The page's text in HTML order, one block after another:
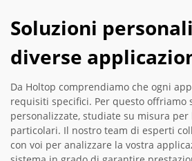
Soluzioni
diverse
Da Holtop comprendiamo che ogni
requisiti specifici. Per questo offriamo
personalizzate, studiate su misura per
particolari. Il nostro team di esperti
con voi per analizzare la vostra